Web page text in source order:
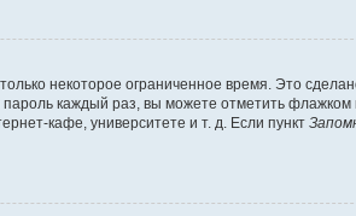
некоторое ограниченное время. Это
каждый раз, вы можете отметить флажком
кафе, университете и т. д. Если пункт